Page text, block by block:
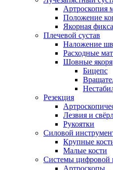
Артроскопия
Положение
Якорная
Плечевой сустав
Наложение
Расходные
Шовные якоря
Бицепс
Резекция
Лезвия и
Рукоятки
Силовой
Крупные
Малые кости
Системы цифровой
Артроскопы